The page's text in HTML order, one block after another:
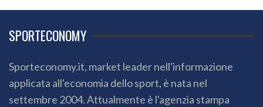
SPORTECONOMY
Sporteconomy.it, market leader nell'informazione
applicata all'economia dello sport, è nata nel
settembre 2004. Attualmente è l'agenzia stampa